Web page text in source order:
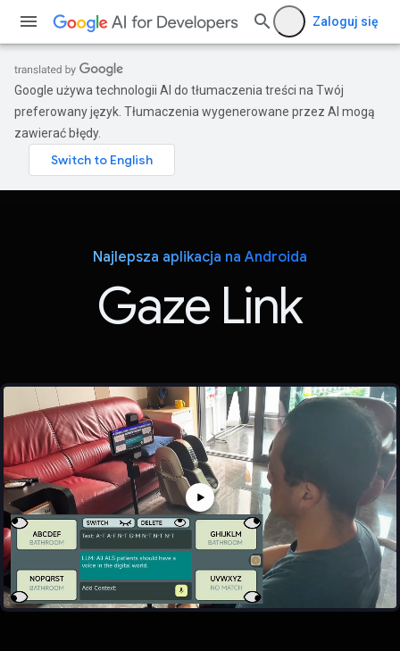
Zaloguj się
Google używa technologii AI do tłumaczenia treści na Twój
preferowany język. Tłumaczenia wygenerowane przez AI mogą
zawierać błędy.
Najlepsza aplikacja na Androida
Gaze Link